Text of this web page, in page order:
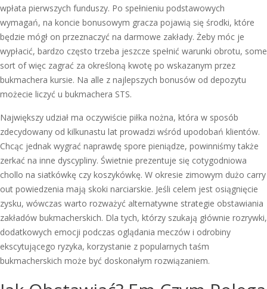
wpłata pierwszych funduszy. Po spełnieniu podstawowych
wymagań, na koncie bonusowym gracza pojawią się środki, które
będzie mógł on przeznaczyć na darmowe zakłady. Żeby móc je
wypłacić, bardzo często trzeba jeszcze spełnić warunki obrotu, some
sort of więc zagrać za określoną kwotę po wskazanym przez
bukmachera kursie. Na alle z najlepszych bonusów od depozytu
możecie liczyć u bukmachera STS.
Największy udział ma oczywiście piłka nożna, która w sposób
zdecydowany od kilkunastu lat prowadzi wśród upodobań klientów.
Chcąc jednak wygrać naprawdę spore pieniądze, powinniśmy także
zerkać na inne dyscypliny. Świetnie prezentuje się cotygodniowa
chollo na siatkówkę czy koszykówkę. W okresie zimowym dużo carry
out powiedzenia mają skoki narciarskie. Jeśli celem jest osiągnięcie
zysku, wówczas warto rozważyć alternatywne strategie obstawiania
zakładów bukmacherskich. Dla tych, którzy szukają głównie rozrywki,
dodatkowych emocji podczas oglądania meczów i odrobiny
ekscytującego ryzyka, korzystanie z popularnych taśm
bukmacherskich może być doskonałym rozwiązaniem.